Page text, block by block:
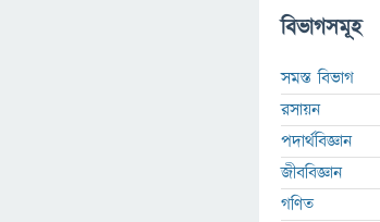
বিভাগসমূহ
সমস্ত বিভাগ
রসায়ন
পদার্থবিজ্ঞান
জীববিজ্ঞান
গণিত